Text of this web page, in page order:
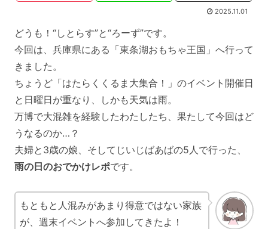
2025.11.01
どうも！“しとらす”と“ろーず”です。
今回は、兵庫県にある「東条湖おもちゃ王国」へ行って
きました。
ちょうど「はたらくくるま大集合！」のイベント開催日
と日曜日が重なり、しかも天気は雨。
万博で大混雑を経験したわたしたち、果たして今回はど
うなるのか…？
夫婦と3歳の娘、そしてじいじばあばの5人で行った、
雨の日のおでかけレポです。
もともと人混みがあまり得意ではない家族
が、週末イベントへ参加してきたよ！